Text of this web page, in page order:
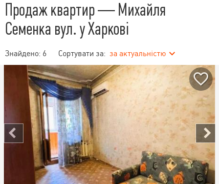
Продаж квартир — Михайля
Семенка вул. у Харкові
Знайдено: 6 Сортувати за: за актуальністю